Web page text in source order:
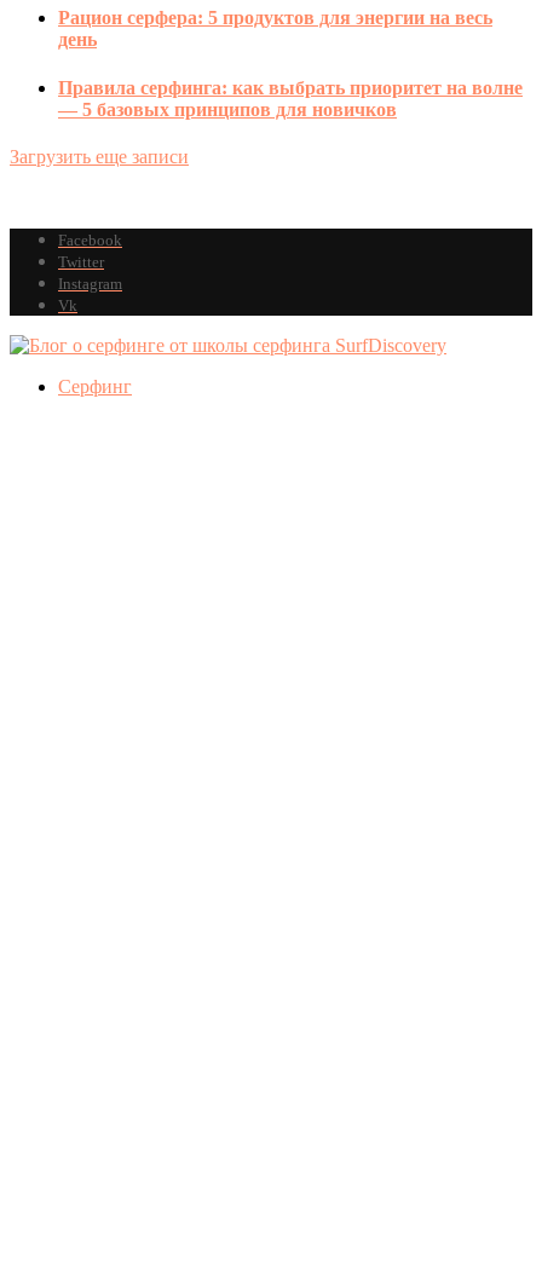
Рацион серфера: 5 продуктов для энергии на весь
день
Правила серфинга: как выбрать приоритет на волне
— 5 базовых принципов для новичков
Загрузить еще записи
Facebook
Twitter
Instagram
Vk
Серфинг